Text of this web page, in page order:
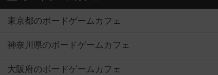
東京都のボードゲームカフェ
神奈川県のボードゲームカフェ
大阪府のボードゲームカフェ